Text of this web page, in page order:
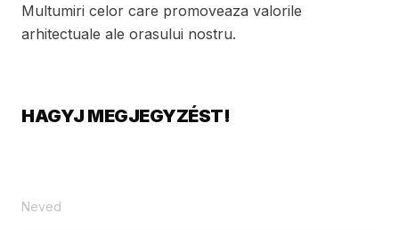
Multumiri celor care promoveaza valorile
arhitectuale ale orasului nostru.
HAGYJ MEGJEGYZÉST!